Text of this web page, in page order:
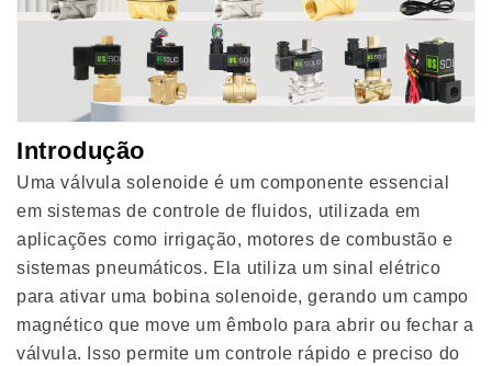
Introdução
Uma válvula solenoide é um componente essencial
em sistemas de controle de fluidos, utilizada em
aplicações como irrigação, motores de combustão e
sistemas pneumáticos. Ela utiliza um sinal elétrico
para ativar uma bobina solenoide, gerando um campo
magnético que move um êmbolo para abrir ou fechar a
válvula. Isso permite um controle rápido e preciso do